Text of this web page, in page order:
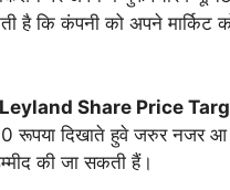
है कि कंपनी को अपने मार्किट
Share Price
रूपया दिखाते हुवे जरुर नजर
की जा सकती हैं।